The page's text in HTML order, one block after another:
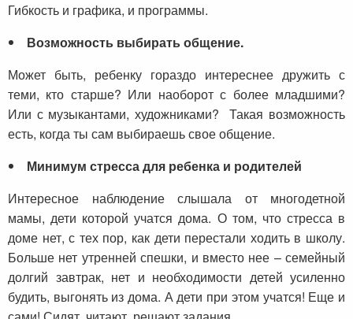
Гибкость и графика, и программы.
Возможность выбирать общение.
Может быть, ребенку гораздо интереснее дружить с
теми, кто старше? Или наоборот с более младшими?
Или с музыкантами, художниками? Такая возможность
есть, когда ты сам выбираешь свое общение.
Минимум стресса для ребенка и родителей
Интересное наблюдение слышала от многодетной
мамы, дети которой учатся дома. О том, что стресса в
доме нет, с тех пор, как дети перестали ходить в школу.
Больше нет утренней спешки, и вместо нее – семейный
долгий завтрак, нет и необходимости детей усиленно
будить, выгонять из дома. А дети при этом учатся! Еще и